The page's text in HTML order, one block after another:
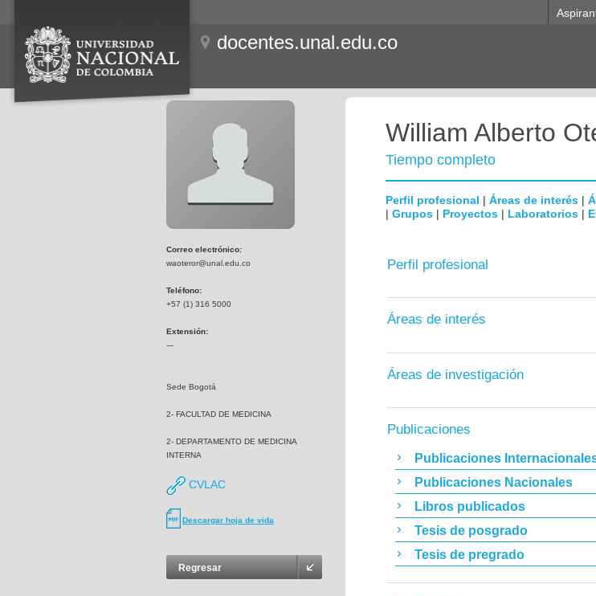
docentes.unal.edu.co
Correo electrónico:
waoteror@unal.edu.co
Teléfono:
+57 (1) 316 5000
Extensión:
---
Sede Bogotá
2- FACULTAD DE MEDICINA
2- DEPARTAMENTO DE MEDICINA
INTERNA
CVLAC
Descargar hoja de vida
Regresar
William Alberto
Tiempo completo
Perfil profesional | Áreas de interés |
| Grupos | Proyectos | Laboratorios |
Perfil profesional
Áreas de interés
Áreas de investigación
Publicaciones
Publicaciones
Publicaciones Nacionales
Libros publicados
Tesis de posgrado
Tesis de pregrado